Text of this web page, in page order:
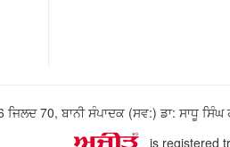
ਜਿਲਦ 70, ਬਾਨੀ ਸੰਪਾਦਕ (ਸਵ:) ਡਾ: ਸਾਧੂ
is registered